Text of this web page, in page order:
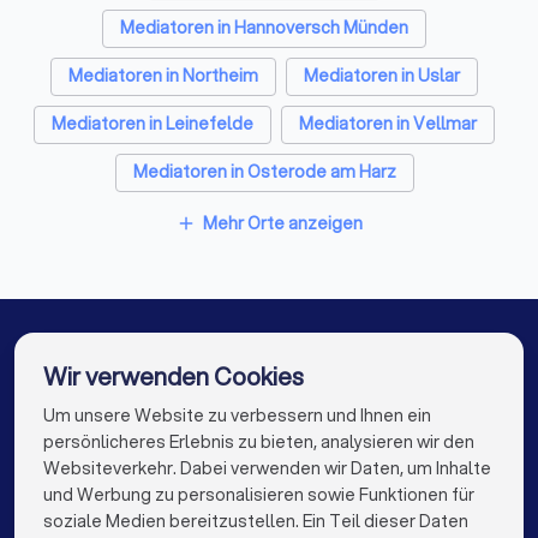
Mediatoren in Hannoversch Münden
Mediatoren in Northeim
Mediatoren in Uslar
Mediatoren in Leinefelde
Mediatoren in Vellmar
Mediatoren in Osterode am Harz
Mediatoren in Einbeck
Mediatoren in Hamburg
Mediatoren in Köln
Mediatoren in Frankfurt am Main
Mediatoren in Stuttgart
Mediatoren in Düsseldorf
Mediatoren in Dortmund
Mediatoren in Essen
add Mehr Orte anzeigen
Die besten Mediatoren für Sie
info@trustlocal.de
Wir verwenden Cookies
Um unsere Website zu verbessern und Ihnen ein
persönlicheres Erlebnis zu bieten, analysieren wir den
Websiteverkehr. Dabei verwenden wir Daten, um Inhalte
und Werbung zu personalisieren sowie Funktionen für
soziale Medien bereitzustellen. Ein Teil dieser Daten